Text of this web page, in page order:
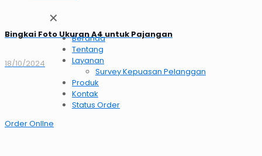
✕
Beranda
Tentang
Layanan
Survey Kepuasan Pelanggan
Produk
Kontak
Status Order
Order OnlIne
Bingkai Foto Ukuran A4 untuk Pajangan
18/10/2024